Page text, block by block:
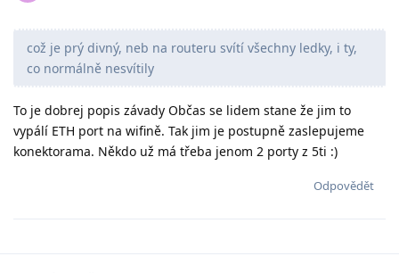
což je prý divný, neb na routeru svítí všechny ledky, i ty,
co normálně nesvítily
To je dobrej popis závady Občas se lidem stane že jim to
vypálí ETH port na wifině. Tak jim je postupně zaslepujeme
konektorama. Někdo už má třeba jenom 2 porty z 5ti :)
Odpovědět